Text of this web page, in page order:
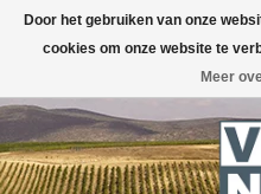
Toggle
navigation
Door het gebruiken van onze
cookies om onze website te
Meer